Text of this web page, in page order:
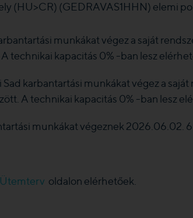
(HU>CR) (GEDRAVAS1HHN) elemi
munkákat végez a saját
technikai kapacitás 0% -ban lesz
Sad karbantartási munkákat végez a
A technikai kapacitás 0% -ban lesz
munkákat végeznek 2026.06.02.
oldalon elérhetőek.